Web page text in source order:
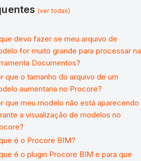
(ver todas)
devo fazer se meu arquivo de
for muito grande para processar na
Documentos?
que o tamanho do arquivo de um
aumentaria no Procore?
que meu modelo não está aparecendo
a visualização de modelos no
é o Procore BIM?
é o plugin Procore BIM e para que